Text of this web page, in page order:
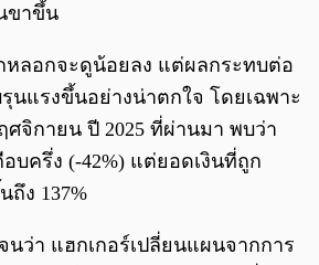
ขาขึ้น
ลอกจะดูน้อยลง แต่ผลกระทบต่อ
แรงขึ้นอย่างน่าตกใจ โดยเฉพาะ
ศจิกายน ปี 2025 ที่ผ่านมา พบว่า
บครึ่ง (-42%) แต่ยอดเงินที่ถูก
ถึง 137%
นว่า แฮกเกอร์เปลี่ยนแผนจากการ